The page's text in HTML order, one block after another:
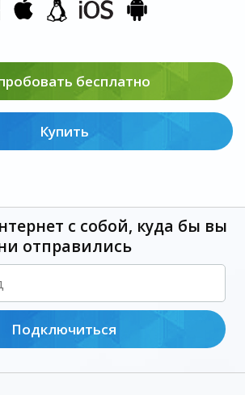
бесплатно
Купить
с собой, куда бы вы
отправились
Подключиться